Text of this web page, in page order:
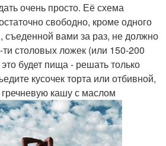
очень просто. Её схема
свободно, кроме одного
съеденной вами за раз, не должно
столовых ложек (или 150-200
будет пища - решать только
кусочек торта или отбивной,
кашу с маслом